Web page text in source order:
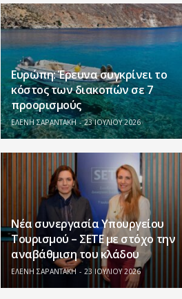
Ευρώπη: Έρευνα συγκρίνει το
κόστος των διακοπών σε 7
προορισμούς
ΕΛΕΝΗ ΣΑΡΑΝΤΑΚΗ 23 ΙΟΥΛΊΟΥ 2026
Νέα συνεργασία Υπουργείου
Τουρισμού – ΣΕΤΕ με στόχο την
αναβάθμιση του κλάδου
ΕΛΕΝΗ ΣΑΡΑΝΤΑΚΗ 23 ΙΟΥΛΊΟΥ 2026